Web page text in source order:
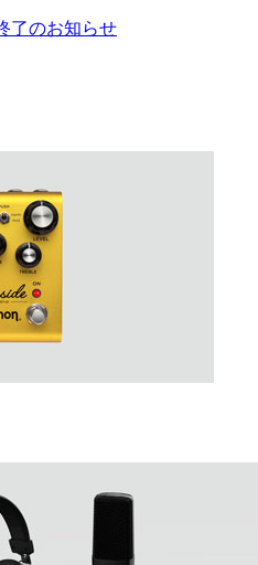
了のお知らせ